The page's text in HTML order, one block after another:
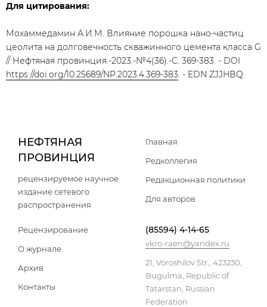
Для цитирования:
Мохаммедамин А.И.М. Влияние порошка нано-частиц
цеолита на долговечность скважинного цемента класса G
// Нефтяная провинция.-2023.-№4(36).-С. 369-383. - DOI
https://doi.org/10.25689/NP.2023.4.369-383. - EDN ZJJHBQ
НЕФТЯНАЯ
ПРОВИНЦИЯ
рецензируемое научное
издание сетевого
распространения
Главная
Редколлегия
Редакционная политики
Для авторов
Рецензирование
О журнале
Архив
Контакты
(85594) 4-14-65
vkro-raen@yandex.ru
21, Voroshilov Str., 423230,
Bugulma, Republic of
Tatarstan, Russian
Federation